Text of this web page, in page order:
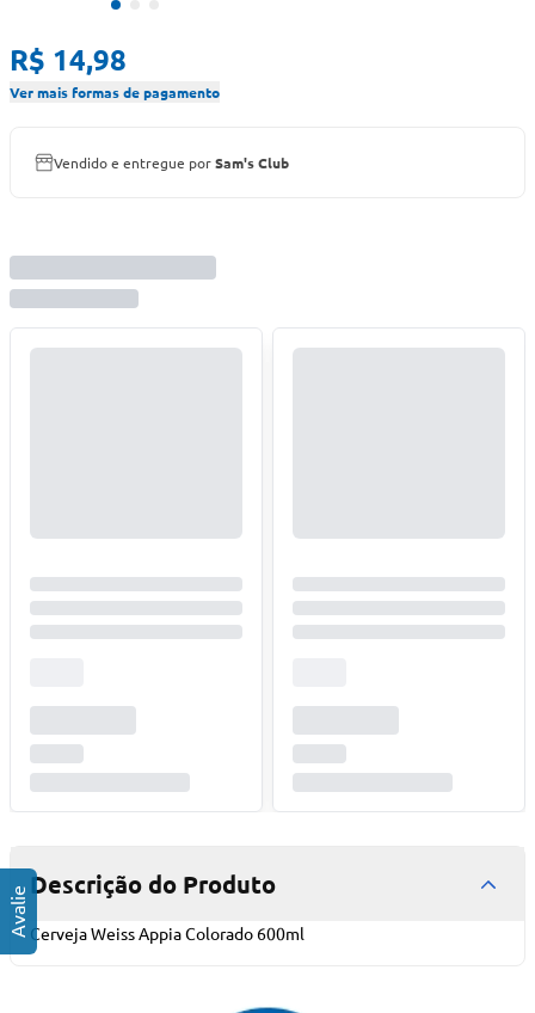
R$ 14,98
Ver mais formas de pagamento
Vendido e entregue porSam's Club
Descrição do Produto
Cerveja Weiss Appia Colorado 600ml